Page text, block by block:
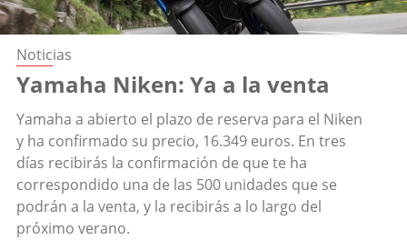
Noticias
Yamaha Niken: Ya a la venta
Yamaha a abierto el plazo de reserva para el Niken
y ha confirmado su precio, 16.349 euros. En tres
días recibirás la confirmación de que te ha
correspondido una de las 500 unidades que se
podrán a la venta, y la recibirás a lo largo del
próximo verano.